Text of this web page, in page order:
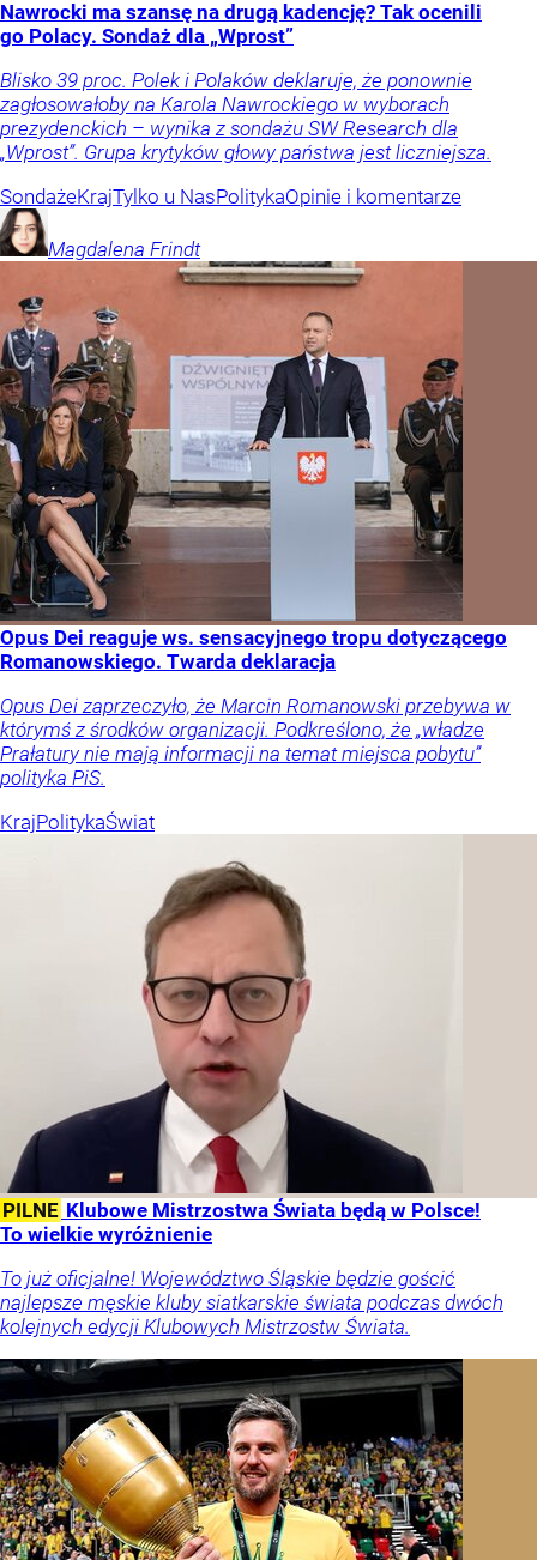
Nawrocki ma szansę na drugą kadencję? Tak ocenili
go Polacy. Sondaż dla „Wprost”
Blisko 39 proc. Polek i Polaków deklaruje, że ponownie
zagłosowałoby na Karola Nawrockiego w wyborach
prezydenckich – wynika z sondażu SW Research dla
„Wprost”. Grupa krytyków głowy państwa jest liczniejsza.
SondażeKrajTylko u NasPolitykaOpinie i komentarze
Magdalena Frindt
Opus Dei reaguje ws. sensacyjnego tropu dotyczącego
Romanowskiego. Twarda deklaracja
Opus Dei zaprzeczyło, że Marcin Romanowski przebywa w
którymś z środków organizacji. Podkreślono, że „władze
Prałatury nie mają informacji na temat miejsca pobytu”
polityka PiS.
KrajPolitykaŚwiat
PILNE Klubowe Mistrzostwa Świata będą w Polsce!
To wielkie wyróżnienie
To już oficjalne! Województwo Śląskie będzie gościć
najlepsze męskie kluby siatkarskie świata podczas dwóch
kolejnych edycji Klubowych Mistrzostw Świata.